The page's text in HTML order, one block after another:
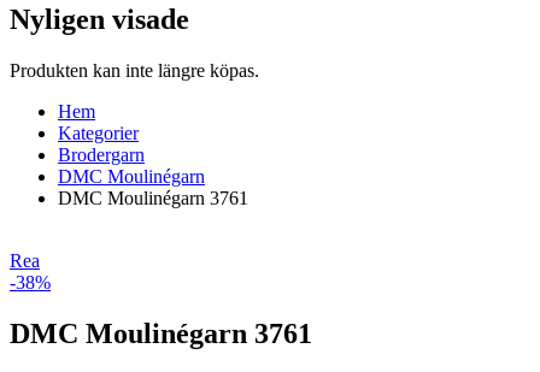
Nyligen visade
Produkten kan inte längre köpas.
Hem
Kategorier
Brodergarn
DMC Moulinégarn
DMC Moulinégarn 3761
Rea
-38%
DMC Moulinégarn 3761